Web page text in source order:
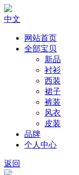
中文
网站首页
全部宝贝
新品
衬衫
西装
裙子
裤装
风衣
皮装
品牌
个人中心
返回